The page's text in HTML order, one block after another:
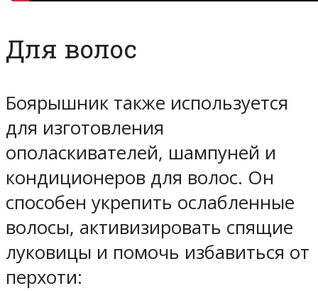
Для волос
Боярышник также используется
для изготовления
ополаскивателей, шампуней и
кондиционеров для волос. Он
способен укрепить ослабленные
волосы, активизировать спящие
луковицы и помочь избавиться от
перхоти: